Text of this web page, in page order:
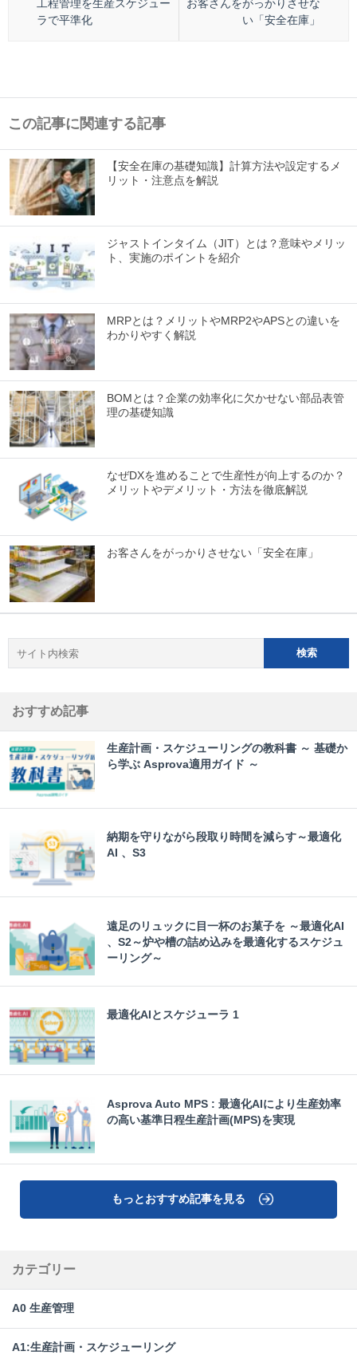
工程管理を生産スケジュー
ラで平準化
お客さんをがっかりさせな
い「安全在庫」
この記事に関連する記事
【安全在庫の基礎知識】計算方法や設定するメ
リット・注意点を解説
ジャストインタイム（JIT）とは？意味やメリッ
ト、実施のポイントを紹介
MRPとは？メリットやMRP2やAPSとの違いを
わかりやすく解説
BOMとは？企業の効率化に欠かせない部品表管
理の基礎知識
なぜDXを進めることで生産性が向上するのか？
メリットやデメリット・方法を徹底解説
お客さんをがっかりさせない「安全在庫」
おすすめ記事
生産計画・スケジューリングの教科書 ～ 基礎か
ら学ぶ Asprova適用ガイド ～
納期を守りながら段取り時間を減らす～最適化
AI 、S3
遠足のリュックに目一杯のお菓子を ～最適化AI
、S2～炉や槽の詰め込みを最適化するスケジュ
ーリング～
最適化AIとスケジューラ 1
Asprova Auto MPS : 最適化AIにより生産効率
の高い基準日程生産計画(MPS)を実現
もっとおすすめ記事を見る
カテゴリー
A0 生産管理
A1:生産計画・スケジューリング